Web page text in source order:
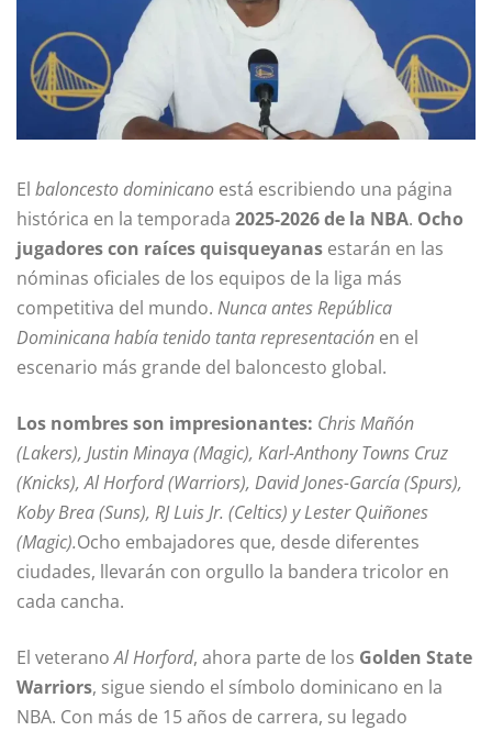
El baloncesto dominicano está escribiendo una página
histórica en la temporada 2025-2026 de la NBA. Ocho
jugadores con raíces quisqueyanas estarán en las
nóminas oficiales de los equipos de la liga más
competitiva del mundo. Nunca antes República
Dominicana había tenido tanta representación en el
escenario más grande del baloncesto global.
Los nombres son impresionantes: Chris Mañón
(Lakers), Justin Minaya (Magic), Karl-Anthony Towns Cruz
(Knicks), Al Horford (Warriors), David Jones-García (Spurs),
Koby Brea (Suns), RJ Luis Jr. (Celtics) y Lester Quiñones
(Magic).Ocho embajadores que, desde diferentes
ciudades, llevarán con orgullo la bandera tricolor en
cada cancha.
El veteranoAl Horford, ahora parte de los Golden State
Warriors, sigue siendo el símbolo dominicano en la
NBA. Con más de 15 años de carrera, su legado